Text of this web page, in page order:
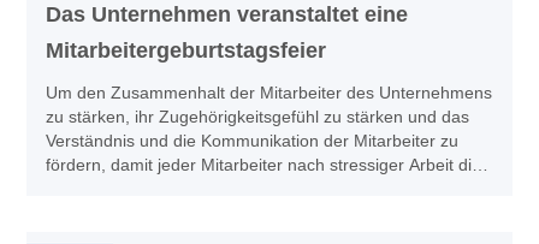
Das Unternehmen veranstaltet eine
Mitarbeitergeburtstagsfeier
Um den Zusammenhalt der Mitarbeiter des Unternehmens
zu stärken, ihr Zugehörigkeitsgefühl zu stärken und das
Verständnis und die Kommunikation der Mitarbeiter zu
fördern, damit jeder Mitarbeiter nach stressiger Arbeit die